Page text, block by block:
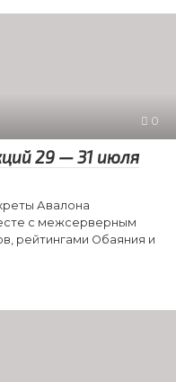
0
29 — 31 июля
Авалона
с межсерверным
рейтингами Обаяния и